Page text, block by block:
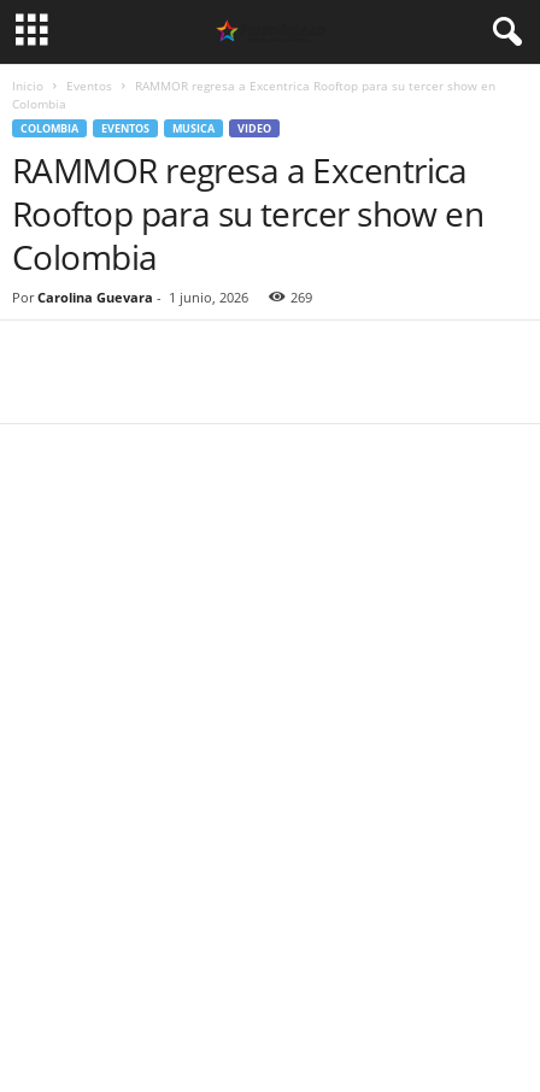
Inicio Eventos
RAMMOR regresa a Excentrica Rooftop para su tercer show en
Colombia
COLOMBIA EVENTOS MUSICA VIDEO
RAMMOR regresa a Excentrica
Rooftop para su tercer show en
Colombia
Por Carolina Guevara - 1 junio, 2026 269